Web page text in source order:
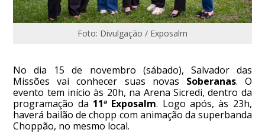
Foto: Divulgação / Exposalm
No dia 15 de novembro (sábado), Salvador das
Missões vai conhecer suas novas Soberanas. O
evento tem início às 20h, na Arena Sicredi, dentro da
programação da 11ª Exposalm. Logo após, às 23h,
haverá bailão de chopp com animação da superbanda
Choppão, no mesmo local.